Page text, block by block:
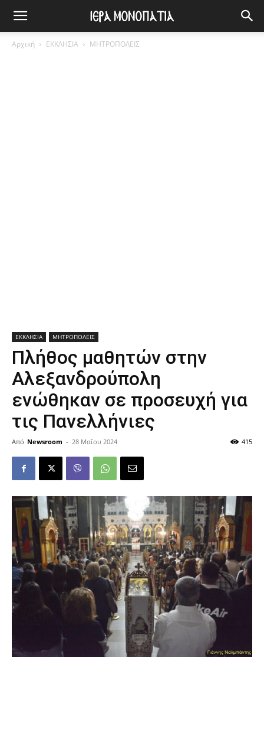
Αρχική ΕΚΚΛΗΣΙΑ ΜΗΤΡΟΠΟΛΕΙΣ
ΕΚΚΛΗΣΙΑ ΜΗΤΡΟΠΟΛΕΙΣ
Πλήθος μαθητών στην
Αλεξανδρούπολη
ενώθηκαν σε προσευχή για
τις Πανελλήνιες
Από Newsroom - 28 Μαΐου 2024 415